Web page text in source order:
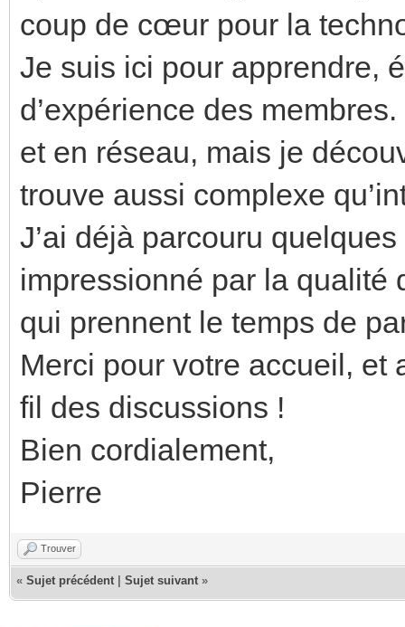
coup de cœur pour la
Je suis ici pour apprendre,
d’expérience des
et en réseau, mais je
trouve aussi complexe
J’ai déjà parcouru
impressionné par la qualité
qui prennent le temps de
Merci pour votre accueil, et
fil des discussions !
Bien cordialement,
Pierre
Trouver
« Sujet précédent Sujet suivant »